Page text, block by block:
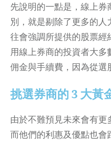
先說明的一點是，線上
別，就是剔除了更多的
往會強調所提供的股票
用線上券商的投資者大
佣金與手續費，因為從選
挑選券商的 3 大黃
由於不難預見未來會有更
而他們的利惠及優點也